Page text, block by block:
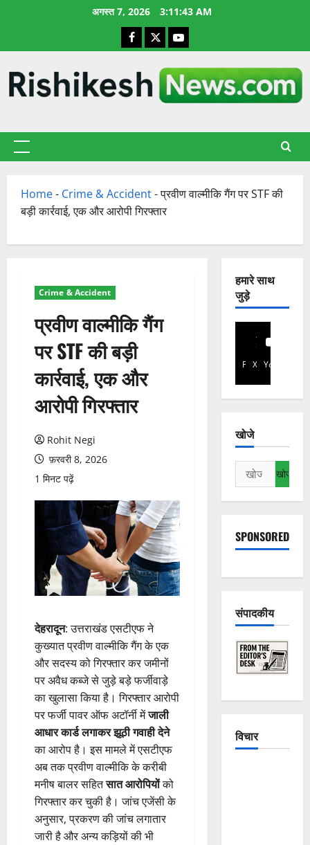
अगस्त 7, 2026 3:11:44 AM
Facebook
X YouTube
प्राथमिक
Home- Crime & Accident-प्रवीण वाल्मीकि गैंग पर STF की
बड़ी कार्रवाई, एक और आरोपी गिरफ्तार
Crime & Accident
प्रवीण वाल्मीकि गैंग
पर STF की बड़ी
कार्रवाई, एक और
आरोपी गिरफ्तार
Rohit Negi
फ़रवरी 8, 2026
1 मिनट पढ़ें
देहरादून: उत्तराखंड एसटीएफ ने
कुख्यात प्रवीण वाल्मीकि गैंग के एक
और सदस्य को गिरफ्तार कर जमीनों
पर अवैध कब्जे से जुड़े बड़े फर्जीवाड़े
का खुलासा किया है। गिरफ्तार आरोपी
पर फर्जी पावर ऑफ अटॉर्नी मेंजाली
आधार कार्ड लगाकर झूठी गवाही देने
का आरोप है। इस मामले में एसटीएफ
अब तक प्रवीण वाल्मीकि के करीबी
मनीष बालर सहितसात आरोपियोंको
गिरफ्तार कर चुकी है। जांच एजेंसी के
अनुसार, प्रकरण की जांच लगातार
जारी है और अन्य कड़ियों की भी
हमारे साथ
जुड़े
Facebook
X YouTube
खोजे
निम्न
को
खोजें:
SPONSORED
संपादकीय
विचार